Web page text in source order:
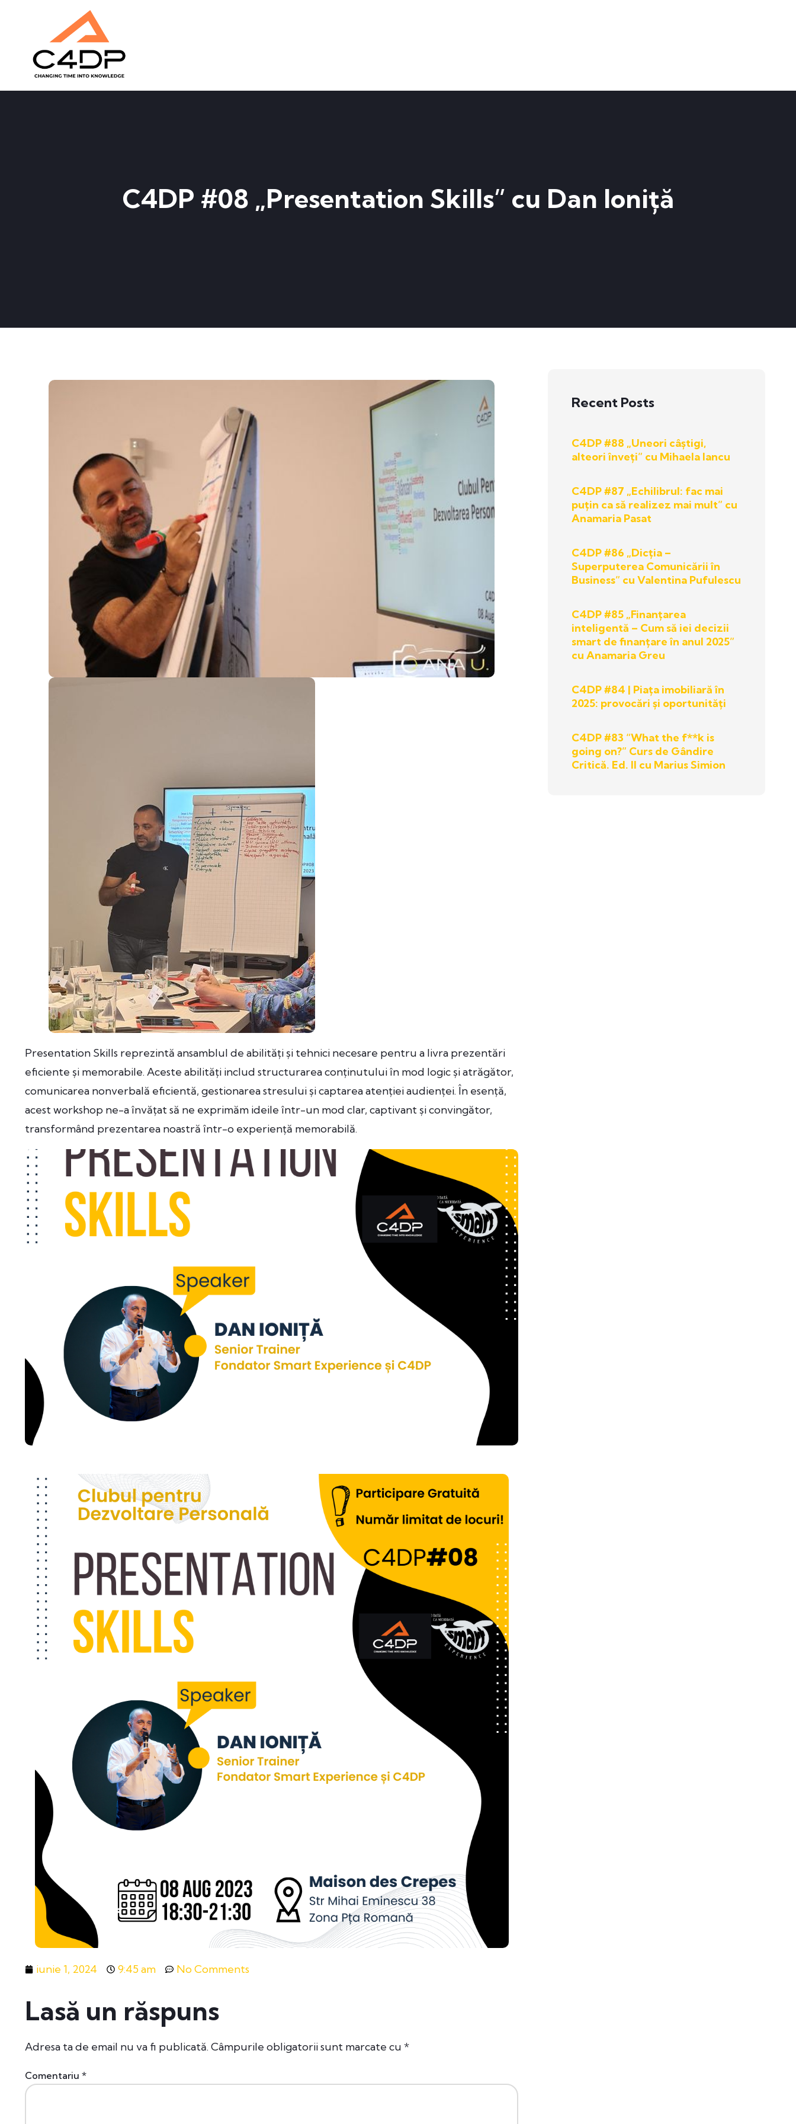
C4DP #08 „Presentation Skills” cu Dan Ioniță
Presentation Skills reprezintă ansamblul de abilități și tehnici necesare pentru a livra prezentări
eficiente și memorabile. Aceste abilități includ structurarea conținutului în mod logic și atrăgător,
comunicarea nonverbală eficientă, gestionarea stresului și captarea atenției audienței. În esență,
acest workshop ne-a învățat să ne exprimăm ideile într-un mod clar, captivant și convingător,
transformând prezentarea noastră într-o experiență memorabilă.
iunie 1, 2024 9:45 am No Comments
Lasă un răspuns
Adresa ta de email nu va fi publicată. Câmpurile obligatorii sunt marcate cu *
Comentariu *
Recent Posts
C4DP #88 „Uneori câștigi,
alteori înveți” cu Mihaela Iancu
C4DP #87 „Echilibrul: fac mai
puțin ca să realizez mai mult” cu
Anamaria Pasat
C4DP #86 „Dicția –
Superputerea Comunicării în
Business” cu Valentina Pufulescu
C4DP #85 „Finanțarea
inteligentă – Cum să iei decizii
smart de finanțare în anul 2025”
cu Anamaria Greu
C4DP #84 | Piața imobiliară în
2025: provocări și oportunități
C4DP #83 “What the f**k is
going on?” Curs de Gândire
Critică. Ed. II cu Marius Simion